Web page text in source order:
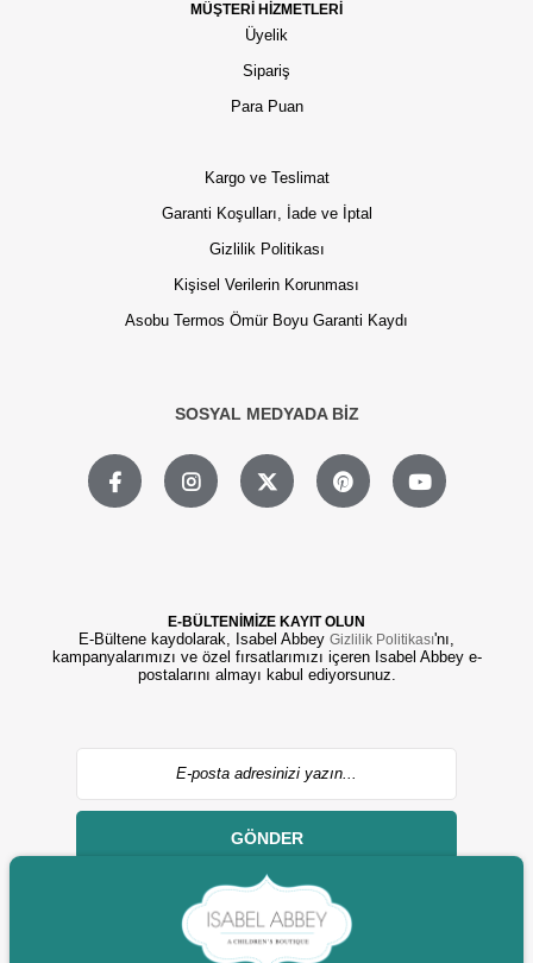
MÜŞTERİ HİZMETLERİ
Üyelik
Sipariş
Para Puan
Kargo ve Teslimat
Garanti Koşulları, İade ve İptal
Gizlilik Politikası
Kişisel Verilerin Korunması
Asobu Termos Ömür Boyu Garanti Kaydı
SOSYAL MEDYADA BİZ
E-BÜLTENİMİZE KAYIT OLUN
E-Bültene kaydolarak, Isabel Abbey Gizlilik Politikası'nı,
kampanyalarımızı ve özel fırsatlarımızı içeren Isabel Abbey e-
postalarını almayı kabul ediyorsunuz.
GÖNDER